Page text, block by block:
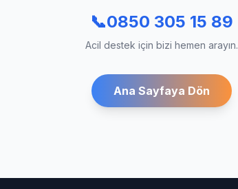
📞0850 305 15 89
Acil destek için bizi hemen arayın.
Ana Sayfaya Dön